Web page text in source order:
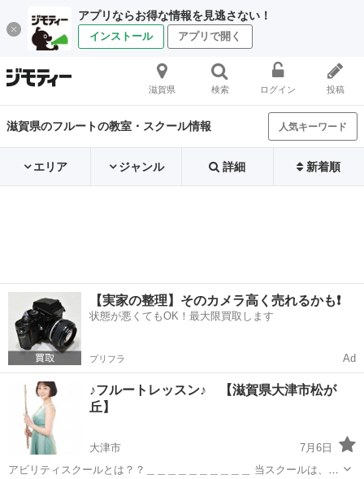
アプリならお得な情報を見逃さない！
インストール アプリで開く
滋賀県 検索 ログイン 投稿
滋賀県のフルートの教室・スクール情報 人気キーワード
エリア ジャンル 詳細 新着順
【実家の整理】そのカメラ高く売れるかも❗️
状態が悪くてもOK！最大限買取します
プリフラ Ad
♪フルートレッスン♪ 【滋賀県大津市松が
丘】
大津市
7月6日
アビリティスクールとは？？＿＿＿＿＿＿＿＿＿＿ 当スクールは、全